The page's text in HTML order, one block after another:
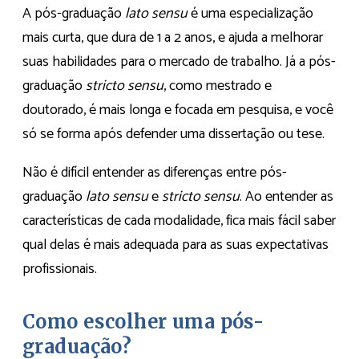
A pós-graduaçãolato sensué uma especialização
mais curta, que dura de 1 a 2 anos, e ajuda a melhorar
suas habilidades para o mercado de trabalho. Já a pós-
graduaçãostricto sensu, como mestrado e
doutorado, é mais longa e focada em pesquisa, e você
só se forma após defender uma dissertação ou tese.
Não é difícil entender as diferenças entre pós-
graduaçãolato sensuestricto sensu. Ao entender as
características de cada modalidade, fica mais fácil saber
qual delas é mais adequada para as suas expectativas
profissionais.
Como escolher uma pós-
graduação?